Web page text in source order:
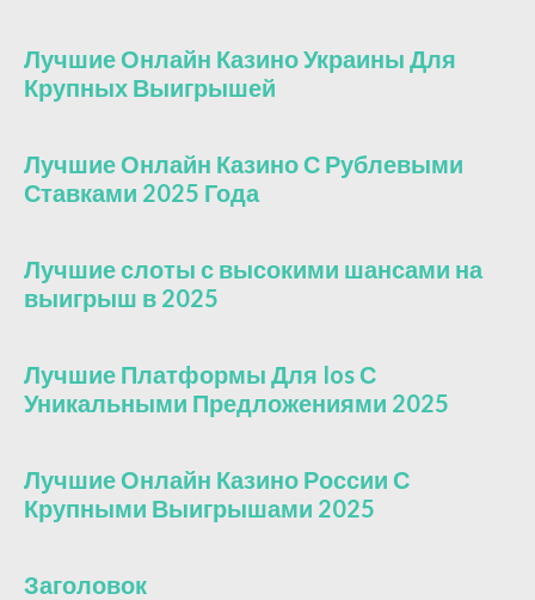
Лучшие Онлайн Казино Украины Для
Крупных Выигрышей
Лучшие Онлайн Казино С Рублевыми
Ставками 2025 Года
Лучшие слоты с высокими шансами на
выигрыш в 2025
Лучшие Платформы Для Ios С
Уникальными Предложениями 2025
Лучшие Онлайн Казино России С
Крупными Выигрышами 2025
Заголовок